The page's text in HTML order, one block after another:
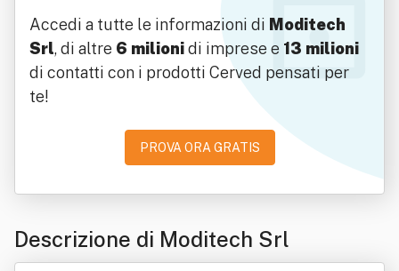
Accedi a tutte le informazioni di Moditech
Srl, di altre 6 milionidi imprese e 13 milioni
di contatti con i prodotti Cerved pensati per
te!
PROVA ORA GRATIS
Descrizione di Moditech Srl